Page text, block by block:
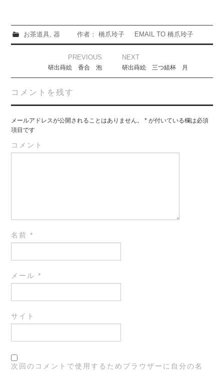
お茶道具, 器 作者： 橋爪玲子 EMAIL TO 橋爪玲子
PREVIOUS
研出蒔絵 香合 泡
NEXT
研出蒔絵 三つ組杯 月
コメントを残す
メールアドレスが公開されることはありません。 * が付いている欄は必須
項目です
コメント
名前*
メール*
サイト
次回のコメントで使用するためブラウザーに自分の名